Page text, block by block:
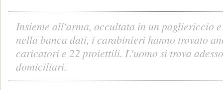
Insieme all'arma, occultata in un pagliericcio
nella banca dati, i carabinieri hanno trovato
caricatori e 22 proiettili. L'uomo si trova
domiciliari.